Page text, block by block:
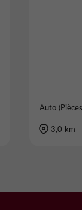
Auto
3,0 km